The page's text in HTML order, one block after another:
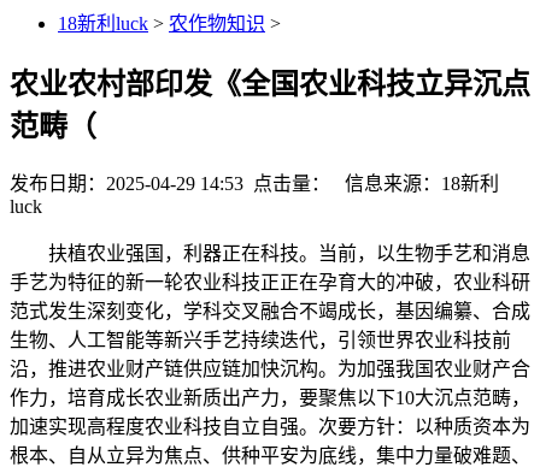
18新利luck > 农作物知识 >
农业农村部印发《全国农业科技立异沉点
范畴（
发布日期：2025-04-29 14:53 点击量：
信息来源：18新利
luck
扶植农业强国，利器正在科技。当前，以生物手艺和消息
手艺为特征的新一轮农业科技正正在孕育大的冲破，农业科研
范式发生深刻变化，学科交叉融合不竭成长，基因编纂、合成
生物、人工智能等新兴手艺持续迭代，引领世界农业科技前
沿，推进农业财产链供应链加快沉构。为加强我国农业财产合
作力，培育成长农业新质出产力，要聚焦以下10大沉点范畴，
加速实现高程度农业科技自立自强。次要方针：以种质资本为
根本、自从立异为焦点、供种平安为底线，集中力量破难题、